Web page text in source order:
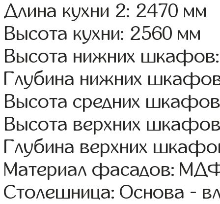
Длина кухни 2: 2470 мм
Высота кухни: 2560 мм
Высота нижних
Глубина нижних
Высота средних
Высота верхних
Глубина верхних
Материал фасадов:
Столешница: Основа -